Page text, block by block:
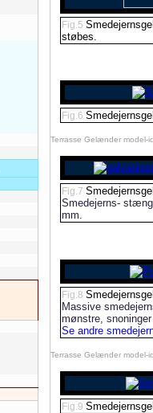
Fig.5
støbes.
Fig.6
Terrasse Gelænder model-
Fig.7
Smedejerns-
mm.
Fig.8
Massive
mønstre,
Se andre
Terrasse Gelænder model-
Fig.9